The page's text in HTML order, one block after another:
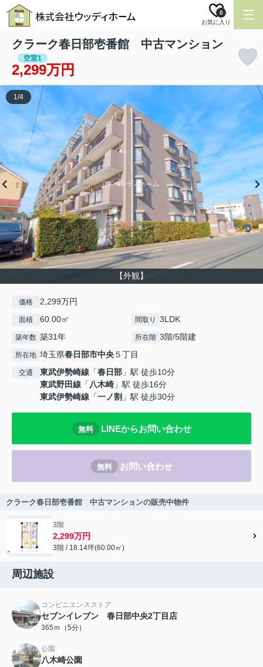
お気に入り
0
クラーク春日部壱番館 中古マンション
空室1
2,299万円
【外観】
1/4
価格 2,299万円
面積 60.00㎡ 間取り 3LDK
築年数 築31年 所在階 3階/5階建
所在地 埼玉県春日部市中央５丁目
交通 東武伊勢崎線 「春日部 」駅 徒歩10分
東武野田線 「八木崎 」駅 徒歩16分
東武伊勢崎線 「一ノ割 」駅 徒歩30分
無料 LINEからお問い合わせ
無料 お問い合わせ
クラーク春日部壱番館 中古マンションの販売中物件
3階
2,299万円
3階 / 18.14坪(60.00㎡)
周辺施設
コンビニエンスストア
セブンイレブン 春日部中央2丁目店
365ｍ（5分）
公園
八木崎公園